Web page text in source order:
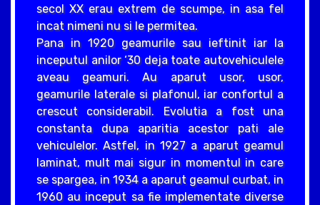
secol XX erau extrem de scumpe, in asa fel
incat nimeni nu si le permitea.
Pana in 1920 geamurile sau ieftinit iar la
inceputul anilor ‘30 deja toate autovehiculele
aveau geamuri. Au aparut usor, usor,
geamurile laterale si plafonul, iar confortul a
crescut considerabil. Evolutia a fost una
constanta dupa aparitia acestor pati ale
vehiculelor. Astfel, in 1927 a aparut geamul
laminat, mult mai sigur in momentul in care
se spargea, in 1934 a aparut geamul curbat, in
1960 au inceput sa fie implementate diverse